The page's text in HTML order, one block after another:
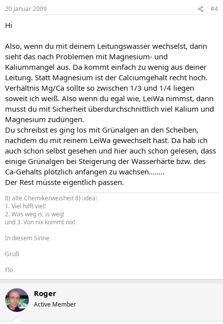
20 Januar 2009 #4
Hi
Also, wenn du mit deinem Leitungswasser wechselst, dann
sieht das nach Problemen mit Magnesium- und
Kaliummangel aus. Da kommt einfach zu wenig aus deiner
Leitung. Statt Magnesium ist der Calciumgehalt recht hoch.
Verhältnis Mg/Ca sollte so zwischen 1/3 und 1/4 liegen
soweit ich weiß. Also wenn du egal wie, LeiWa nimmst, dann
musst du mit Sicherheit überdurchschnittlich viel Kalium und
Magnesium zudüngen.
Du schreibst es ging los mit Grünalgen an den Scheiben,
nachdem du mit reinem LeiWa gewechselt hast. Da hab ich
auch schon selbst gesehen und hier auch schon gelesen, dass
einige Grünalgen bei Steigerung der Wasserhärte bzw. des
Ca-Gehalts plötzlich anfangen zu wachsen........
Der Rest müsste eigentlich passen.
8) alte Chemikerweisheit 8) :idea:
1. Viel hilft viel!
2. Was weg is, is weg!
und 3. Von nix kommt nix!
In diesem Sinne
Gruß
Flo
Roger
Active Member